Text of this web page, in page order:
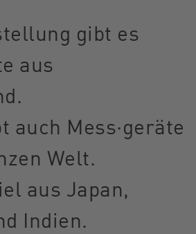
gibt es
aus
auch Mess·geräte
Welt.
aus Japan,
Indien.